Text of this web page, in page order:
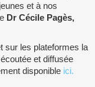
et à nos
Dr Cécile Pagès,
sur les plateformes la
et diffusée
disponible ici.